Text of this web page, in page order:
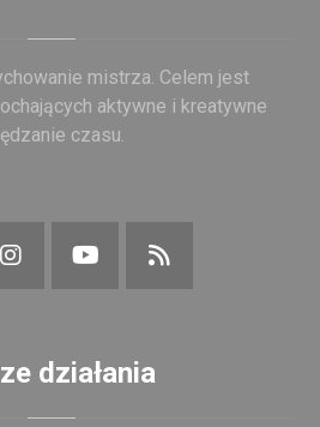
mistrza. Celem jest
aktywne i kreatywne
czasu.
działania